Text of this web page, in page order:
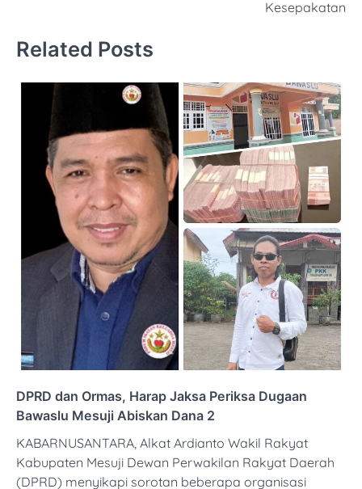
Kesepakatan
Related Posts
DPRD dan Ormas, Harap Jaksa Periksa Dugaan
Bawaslu Mesuji Abiskan Dana 2
KABARNUSANTARA, Alkat Ardianto Wakil Rakyat
Kabupaten Mesuji Dewan Perwakilan Rakyat Daerah
(DPRD) menyikapi sorotan beberapa organisasi